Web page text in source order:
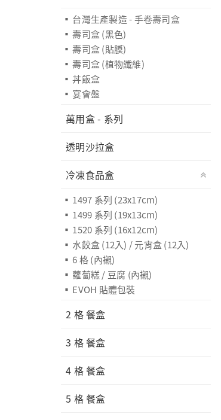
台灣生產製造 - 手卷壽司盒
壽司盒 (黑色)
壽司盒 (貼膜)
壽司盒 (植物纖維)
丼飯盒
宴會盤
萬用盒 - 系列
透明沙拉盒
冷凍食品盒
1497 系列 (23x17cm)
1499 系列 (19x13cm)
1520 系列 (16x12cm)
水餃盒 (12入) / 元宵盒 (12入)
6 格 (內襯)
蘿蔔糕 / 豆腐 (內襯)
EVOH 貼體包裝
2 格 餐盒
3 格 餐盒
4 格 餐盒
5 格 餐盒